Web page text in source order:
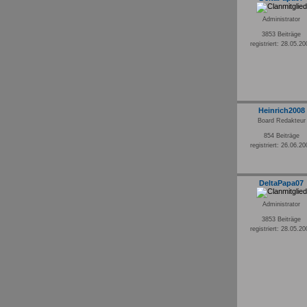
Administrator
3853 Beiträge
registriert:
Heinrich2008
Board Redakteur
854 Beiträge
registriert:
DeltaPapa07
Administrator
3853 Beiträge
registriert: